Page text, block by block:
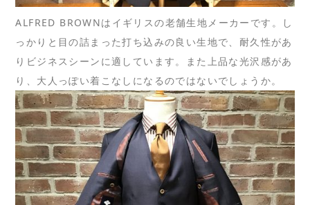
ALFRED BROWNはイギリスの老舗生地メーカーです。し
っかりと目の詰まった打ち込みの良い生地で、耐久性があ
りビジネスシーンに適しています。また上品な光沢感があ
り、大人っぽい着こなしになるのではないでしょうか。